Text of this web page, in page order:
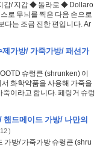
갑/ 지갑 ◆ 돌라로 ◆ Dollaro
로 무늬를 찍은 다음 손으로
다는 조금 진한 편입니다. Ar
가방/ 가죽가방/ 패션가
슈렁큰 (shrunken) 이
화학약품을 사용해 가죽을
이라고 합니다. 페링거 슈렁
드메이드 가방/ 나만의
)
가방/ 가죽가방 슈렁큰 (shru